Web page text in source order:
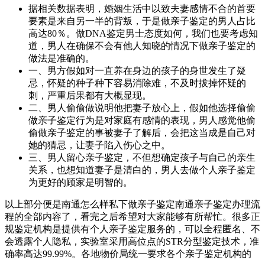
据相关数据表明，婚姻生活中以致夫妻感情不合的首要
要素是来自另一半的背叛，于是做亲子鉴定的男人占比
高达80％。做DNA鉴定男士态度如何，我们也要考虑知
道，男人在确保不会有他人知晓的情况下做亲子鉴定的
做法是准确的。
一、男方假如对一直养在身边的孩子的身世发生了疑
忌，怀疑的种子种下容易消除难，不及时拔掉怀疑的
刺，严重后果都有大概显现。
二、男人偷偷做说明他把妻子放心上，假如他选择偷偷
做亲子鉴定行为是对家庭有感情的表现，男人感觉他偷
偷做亲子鉴定的事被妻子了解后，会把这当成是自己对
她的猜忌，让妻子陷入伤心之中。
三、男人留心亲子鉴定，不但想确定孩子与自己的亲生
关系，也想知道妻子是清白的，男人去做个人亲子鉴定
为更好的顾家是明智的。
以上部分便是南通怎么样私下做亲子鉴定南通亲子鉴定办理流
程的全部内容了，看完之后希望对大家能够有所帮忙。很多正
规鉴定机构是提供有个人亲子鉴定服务的，可以全程匿名、不
会透露个人隐私，实验室采用高位点的STR分型鉴定技术，准
确率高达99.99%。各地物价局统一要求各个亲子鉴定机构的